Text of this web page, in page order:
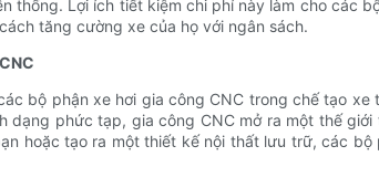
thống. Lợi ích tiết kiệm chi phí này làm cho các
tăng cường xe của họ với ngân sách.
bộ phận xe hơi gia công CNC trong chế tạo
dạng phức tạp, gia công CNC mở ra một thế
hoặc tạo ra một thiết kế nội thất lưu trữ, các